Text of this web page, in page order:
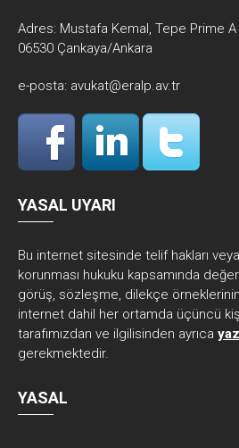
Adres: Mustafa Kemal, Tepe Prime
06530 Çankaya/Ankara
e-posta: avukat@eralp.av.tr
YASAL UYARI
Bu internet sitesinde telif hakları
korunması hukuku kapsamında
görüş, sözleşme, dilekçe
internet dahil her ortamda üçüncü
tarafımızdan ve ilgilisinden ayrıca
gerekmektedir.
YASAL